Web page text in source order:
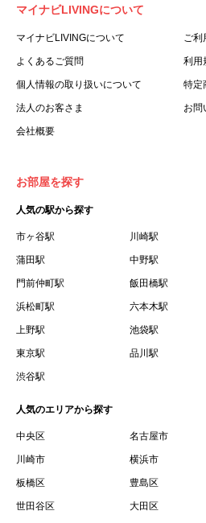
利用する個人を意味します。
３.「本サイト」とは、当社が運営
ます。
５.「会員」とは、第２章第１条に
た個人を意味します。
録した情報、本サービス利用中に
った場合の当該情報を意味します。
７.「本会員制度」とは、会員によ
進を目的とした会員制度を意味し
借契約書およびオプション注文書
９.「契約期間開始日」とは、定期
「賃貸借契約」と言います）の開
賃借権が発生する日を意味します。
するために、選んだ物件を保留す
１１.「予約情報」とは、物件を予
所定の情報を意味します。物件情
１２.「キャンセル」とは、賃貸借
マイナビLIVINGについて
マイナビLIVINGについて ご利
よくあるご質問 利用
個人情報の取り扱いについて 特定
法人のお客さま お問
会社概要
お部屋を探す
人気の駅から探す
市ヶ谷駅 川崎駅
蒲田駅 中野駅
門前仲町駅 飯田橋駅
浜松町駅 六本木駅
上野駅 池袋駅
東京駅 品川駅
渋谷駅
人気のエリアから探す
中央区 名古屋市
川崎市 横浜市
板橋区 豊島区
世田谷区 大田区